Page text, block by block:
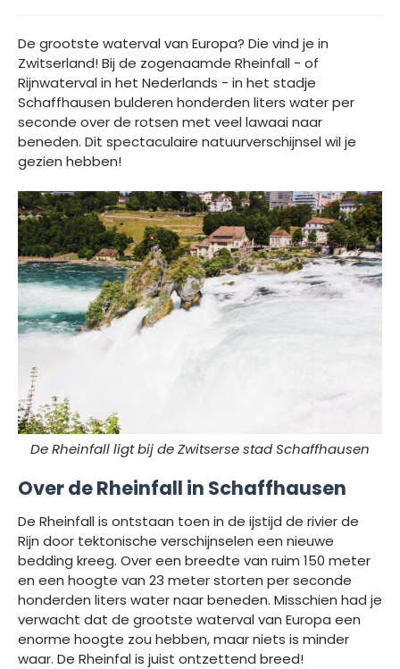
De grootste waterval van Europa? Die vind je in
Zwitserland! Bij de zogenaamde Rheinfall - of
Rijnwaterval in het Nederlands - in het stadje
Schaffhausen bulderen honderden liters water per
seconde over de rotsen met veel lawaai naar
beneden. Dit spectaculaire natuurverschijnsel wil je
gezien hebben!
De Rheinfall ligt bij de Zwitserse stad Schaffhausen
Over de Rheinfall in Schaffhausen
De Rheinfall is ontstaan toen in de ijstijd de rivier de
Rijn door tektonische verschijnselen een nieuwe
bedding kreeg. Over een breedte van ruim 150 meter
en een hoogte van 23 meter storten per seconde
honderden liters water naar beneden. Misschien had je
verwacht dat de grootste waterval van Europa een
enorme hoogte zou hebben, maar niets is minder
waar. De Rheinfal is juist ontzettend breed!